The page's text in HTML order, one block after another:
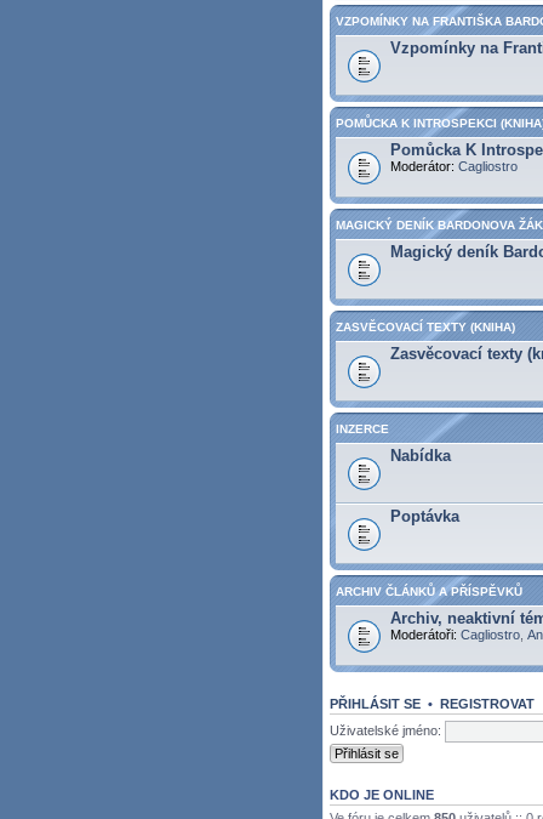
VZPOMÍNKY NA FRANTIŠKA
Vzpomínky na
POMŮCKA K INTROSPEKCI
Pomůcka K
Moderátor: Cagliostro
MAGICKÝ DENÍK BARDONOVA
Magický deník
ZASVĚCOVACÍ TEXTY (KNIHA)
Zasvěcovací texty
INZERCE
Nabídka
Poptávka
ARCHIV ČLÁNKŮ A PŘÍSPĚVKŮ
Archiv, neaktivní
Moderátoři: Cagliostro
PŘIHLÁSIT SE • REGISTROVAT
Uživatelské jméno:
KDO JE ONLINE